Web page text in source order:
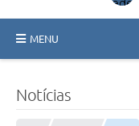
MENU
Notícias